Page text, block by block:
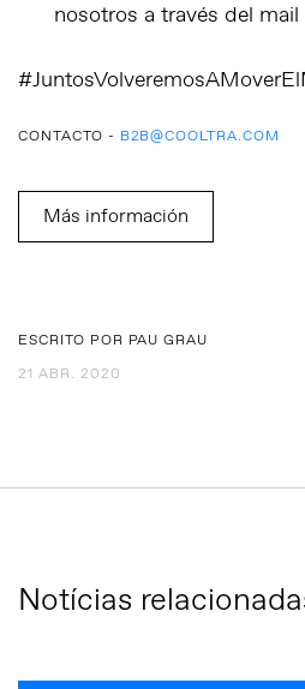
nosotros a través del mail
CONTACTO - B2B@COOLTRA.COM
Más información
ESCRITO POR PAU GRAU
21 ABR. 2020
Notícias